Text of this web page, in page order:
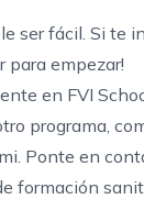
ser fácil. Si te
para empezar!
en FVI
programa,
Ponte en
formación